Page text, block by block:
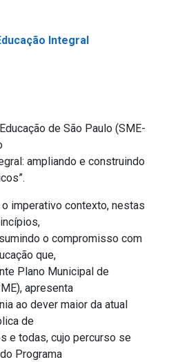
Integral
de São Paulo (SME-
ampliando e construindo
imperativo contexto, nestas
o compromisso com
que,
Plano Municipal de
apresenta
ao dever maior da atual
de
e todas, cujo percurso se
Programa